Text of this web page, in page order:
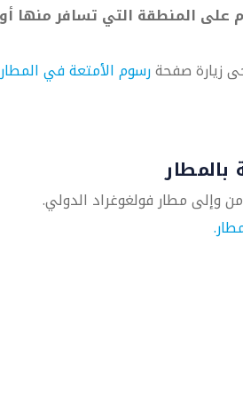
على المنطقة التي تسافر منها أو
زيارة صفحةرسوم الأمتعة في المطار
بالمطار
وإلى مطار فولغوغراد الدولي.